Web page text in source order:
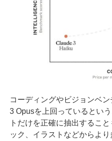
コーディングやビジョンベ
3 Opusを上回っているとい
トだけを正確に抽出するこ
ック、イラストなどからよ